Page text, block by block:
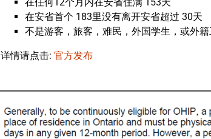
在安省首个 183里没有离开安省超过 30天
不是游客，旅客，难民，外国学生，或外籍
详情请点击: 官方发布